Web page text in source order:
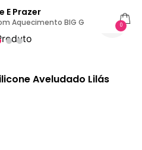
E Prazer
Aquecimento BIG G 0
Aveludado Lilás